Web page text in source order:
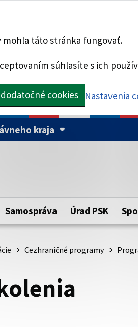
mohla táto stránka fungovať.
súhlasíte s ich
cookies Nastavenia
kraja
samosprávneho kraja.
Samospráva Úrad PSK
Cezhraničné programy